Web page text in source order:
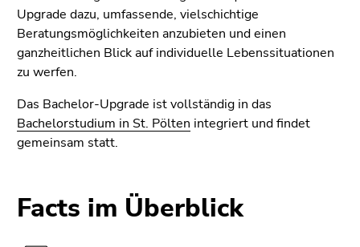
(Benutzer/Sprache)
(Zugriffstaste
Upgrade dazu, umfassende, vielschichtige
Beratungsmöglichkeiten anzubieten und einen
ganzheitlichen Blick auf individuelle Lebenssituationen
zu werfen.
Das Bachelor-Upgrade ist vollständig in das
Bachelorstudium in St. Pölten integriert und findet
gemeinsam statt.
Facts im Überblick